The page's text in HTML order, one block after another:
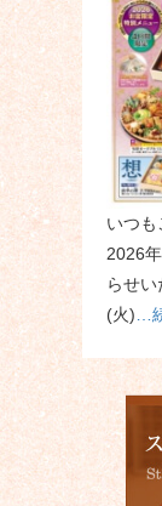
いつも
2026
らせ
(火)…